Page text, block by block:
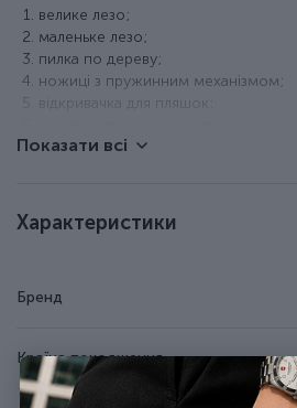
велике лезо;
маленьке лезо;
пилка по дереву;
ножиці з пружинним механізмом;
відкривачка для пляшок;
+ паз для зняття ізоляції;
гачок;
пластикова зубочистка;
Особливості ножа
Показати всі
Характеристики
Бренд
Країна походження